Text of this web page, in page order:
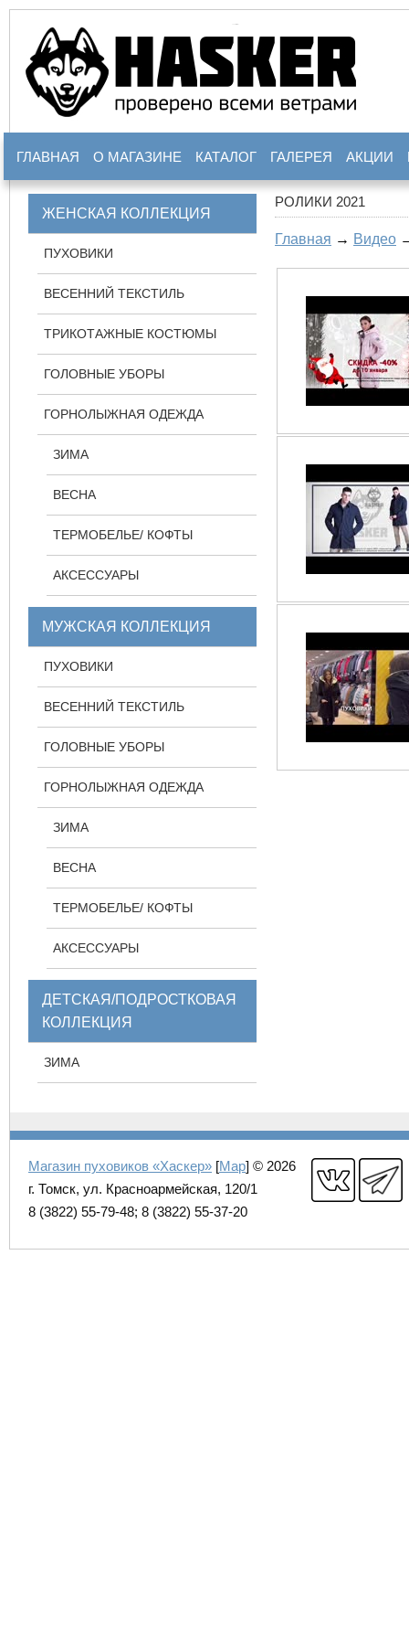
ГЛАВНАЯ О МАГАЗИНЕ КАТАЛОГ ГАЛЕРЕЯ АКЦИИ
РОЛИКИ 2021
Главная → Видео
ЖЕНСКАЯ КОЛЛЕКЦИЯ
ПУХОВИКИ
ВЕСЕННИЙ ТЕКСТИЛЬ
ТРИКОТАЖНЫЕ КОСТЮМЫ
ГОЛОВНЫЕ УБОРЫ
ГОРНОЛЫЖНАЯ ОДЕЖДА
ЗИМА
ВЕСНА
ТЕРМОБЕЛЬЕ/ КОФТЫ
АКСЕССУАРЫ
МУЖСКАЯ КОЛЛЕКЦИЯ
ПУХОВИКИ
ВЕСЕННИЙ ТЕКСТИЛЬ
ГОЛОВНЫЕ УБОРЫ
ГОРНОЛЫЖНАЯ ОДЕЖДА
ЗИМА
ВЕСНА
ТЕРМОБЕЛЬЕ/ КОФТЫ
АКСЕССУАРЫ
ДЕТСКАЯ/ПОДРОСТКОВАЯ
КОЛЛЕКЦИЯ
ЗИМА
Магазин пуховиков «Хаскер» [Map] © 2026
г. Томск, ул. Красноармейская, 120/1
8 (3822) 55-79-48; 8 (3822) 55-37-20